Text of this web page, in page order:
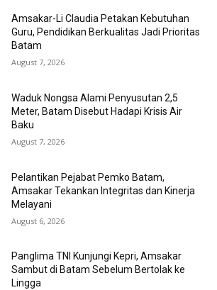
Amsakar-Li Claudia Petakan Kebutuhan
Guru, Pendidikan Berkualitas Jadi Prioritas
Batam
August 7, 2026
Waduk Nongsa Alami Penyusutan 2,5
Meter, Batam Disebut Hadapi Krisis Air
Baku
August 7, 2026
Pelantikan Pejabat Pemko Batam,
Amsakar Tekankan Integritas dan Kinerja
Melayani
August 6, 2026
Panglima TNI Kunjungi Kepri, Amsakar
Sambut di Batam Sebelum Bertolak ke
Lingga